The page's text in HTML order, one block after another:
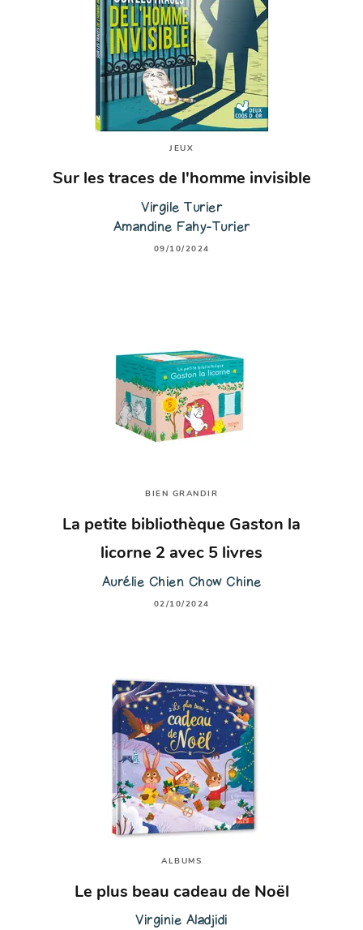
JEUX
Sur les traces de l'homme invisible
Virgile Turier
Amandine Fahy-Turier
09/10/2024
BIEN GRANDIR
La petite bibliothèque Gaston la
licorne 2 avec 5 livres
Aurélie Chien Chow Chine
02/10/2024
ALBUMS
Le plus beau cadeau de Noël
Virginie Aladjidi